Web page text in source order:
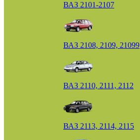
ВАЗ 2101-2107
ВАЗ 2108, 2109, 21099
ВАЗ 2110, 2111, 2112
ВАЗ 2113, 2114, 2115